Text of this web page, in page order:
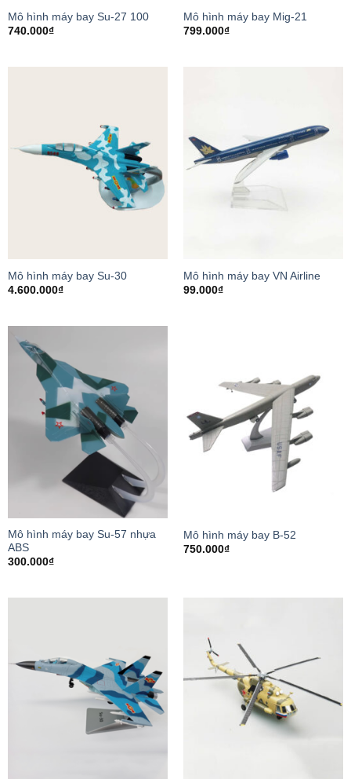
Mô hình máy bay Su-27 100
740.000₫
Mô hình máy bay Mig-21
799.000₫
Mô hình máy bay Su-30
4.600.000₫
Mô hình máy bay VN Airline
99.000₫
Mô hình máy bay Su-57 nhựa
ABS
300.000₫
Mô hình máy bay B-52
750.000₫